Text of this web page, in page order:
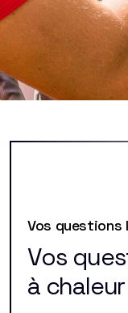
Vos questions
Vos
à chaleur